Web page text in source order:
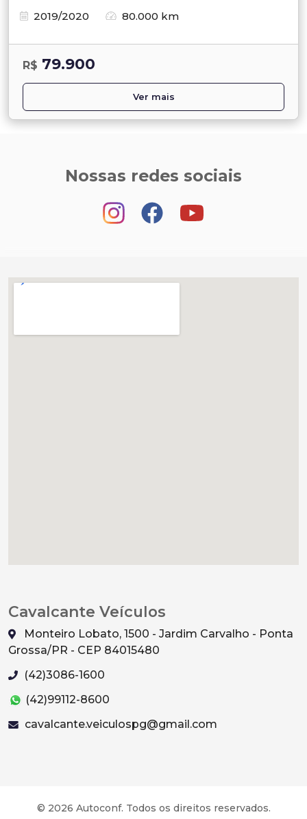
2019/2020
80.000 km
R$ 79.900
Ver mais
Nossas redes sociais
Cavalcante Veículos
Monteiro Lobato, 1500 - Jardim Carvalho - Ponta
Grossa/PR - CEP 84015480
(42)3086-1600
(42)99112-8600
cavalcante.veiculospg@gmail.com
© 2026 Autoconf. Todos os direitos reservados.